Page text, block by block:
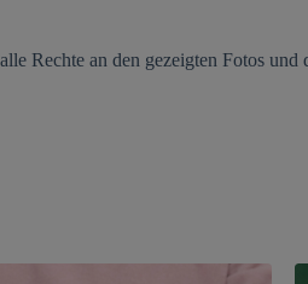
Rechte an den gezeigten Fotos